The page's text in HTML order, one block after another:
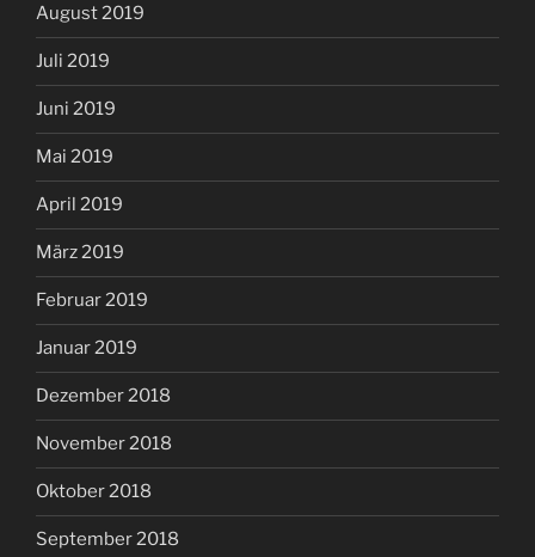
August 2019
Juli 2019
Juni 2019
Mai 2019
April 2019
März 2019
Februar 2019
Januar 2019
Dezember 2018
November 2018
Oktober 2018
September 2018